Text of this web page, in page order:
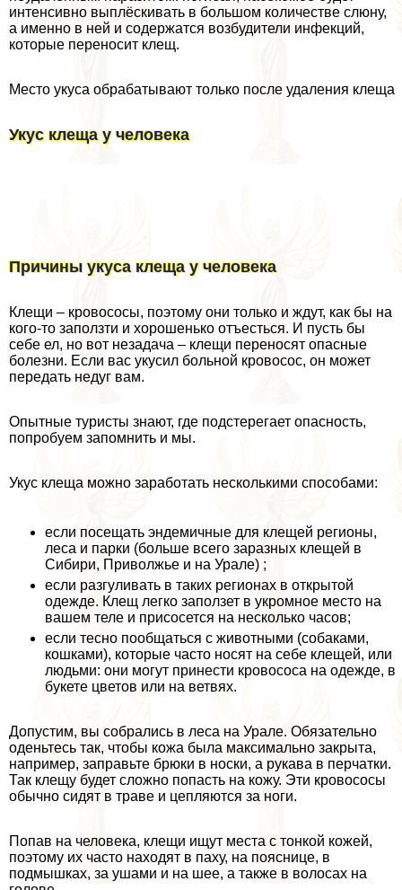
интенсивно выплёскивать в большом количестве слюну,
а именно в ней и содержатся возбудители инфекций,
которые переносит клещ.
Место укуса обpaбатывают только после удаления клеща
Укус клеща у человека
Причины укуса клеща у человека
Клещи – кровососы, поэтому они только и ждут, как бы на
кого-то заползти и хорошенько отъесться. И пусть бы
себе ел, но вот незадача – клещи переносят опасные
болезни. Если вас укусил больной кровосос, он может
передать недуг вам.
Опытные туристы знают, где подстерегает опасность,
попробуем запомнить и мы.
Укус клеща можно заработать несколькими способами:
если посещать эндемичные для клещей регионы,
леса и парки (больше всего заразных клещей в
Сибири, Приволжье и на Урале) ;
если разгуливать в таких регионах в открытой
одежде. Клещ легко заползет в укромное место на
вашем теле и присосется на несколько часов;
если тесно пообщаться с животными (собаками,
кошками), которые часто носят на себе клещей, или
людьми: они могут принести кровососа на одежде, в
букете цветов или на ветвях.
Допустим, вы собрались в леса на Урале. Обязательно
оденьтесь так, чтобы кожа была максимально закрыта,
например, заправьте брюки в носки, а рукава в перчатки.
Так клещу будет сложно попасть на кожу. Эти кровососы
обычно сидят в траве и цепляются за ноги.
Попав на человека, клещи ищут места с тонкой кожей,
поэтому их часто находят в паху, на пояснице, в
подмышках, за ушами и на шее, а также в волосах на